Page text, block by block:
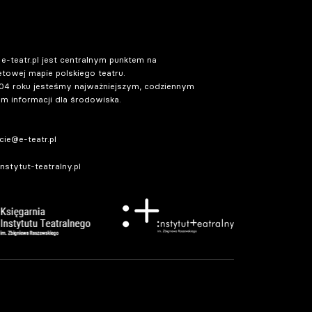
teatr.pl jest centralnym punktem na
mapie polskiego teatru.
roku jesteśmy najważniejszym, codziennym
informacji dla środowiska.
teatr.pl
teatralny.pl